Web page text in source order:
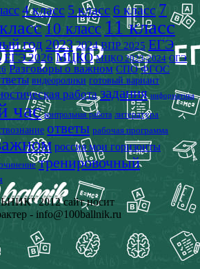
4 класс 5 класс 6 класс 7
10 класс 11 класс
год 2023 2024 ВПР 2025 ЕГЭ
ЕГЭ 2026 МЦКО МЦКО 2023-2024 ОГЭ
Разговоры о важном СПО ФГОС
видеоролики готовый вариант
работа задания информатика
час контрольная работа литература
ответы рабочая программа
россия мои горизонты
тренировочный
2012 сайт носит
- info@100ballnik.ru